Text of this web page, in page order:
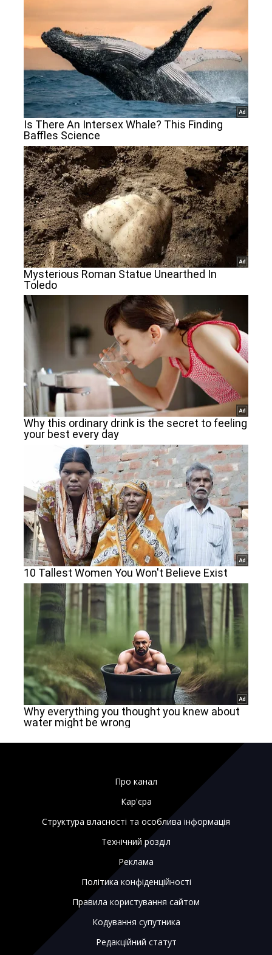
Про канал
Кар'єра
Структура власності та особлива інформація
Технічний розділ
Реклама
Політика конфіденційності
Правила користування сайтом
Кодування супутника
Редакційний статут